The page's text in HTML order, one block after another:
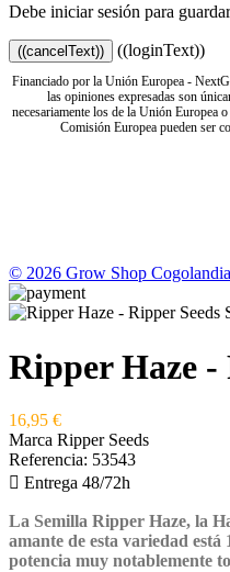
Debe iniciar sesión para
((cancelText)) ((loginText))
Financiado por la Unión Europea -
las opiniones expresadas son
necesariamente los de la Unión Europea
Comisión Europea pueden ser
© 2026 Grow Shop Cogolandia
Ripper Haze -
16,95 €
Marca Ripper Seeds
Referencia: 53543
 Entrega 48/72h
La Semilla Ripper Haze, la
amante de esta variedad está
potencia muy notablemente